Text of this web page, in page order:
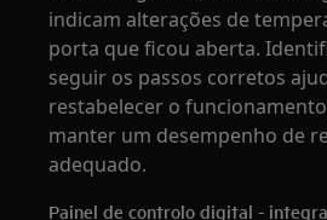
indicam alterações de
porta que ficou aberta.
seguir os passos corretos
restabelecer o
manter um desempenho de
adequado.
Painel de controlo digital -